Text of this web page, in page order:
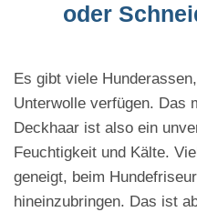
oder
Es gibt viele
Unterwolle verfügen. Das
Deckhaar ist also ein
Feuchtigkeit und Kälte.
geneigt, beim
hineinzubringen. Das ist